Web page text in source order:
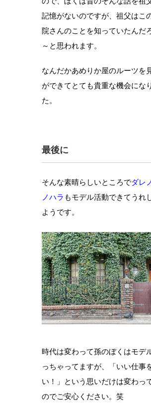
記憶がないのですが、祖父はこ
院さんのことを知っていたんだ
～と思われます。
なんだかあめりか屋のルーツを
ができてとても貴重な機会にな
た。
最後に
そんな素晴らしいところでダレ
ノハラ もモデル活動できてうれ
ようです。
時代は変わって孫のぼくはモデ
っちゃってますが、「いい仕事
い！」という思いだけは変わっ
のでご安心ください。笑